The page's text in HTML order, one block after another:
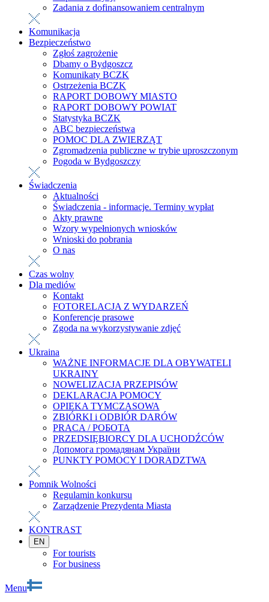
Zadania z dofinansowaniem centralnym
Komunikacja
Bezpieczeństwo
Zgłoś zagrożenie
Dbamy o Bydgoszcz
Komunikaty BCZK
Ostrzeżenia BCZK
RAPORT DOBOWY MIASTO
RAPORT DOBOWY POWIAT
Statystyka BCZK
ABC bezpieczeństwa
POMOC DLA ZWIERZĄT
Zgromadzenia publiczne w trybie uproszczonym
Pogoda w Bydgoszczy
Świadczenia
Aktualności
Świadczenia - informacje. Terminy wypłat
Akty prawne
Wzory wypełnionych wniosków
Wnioski do pobrania
O nas
Czas wolny
Dla mediów
Kontakt
FOTORELACJA Z WYDARZEŃ
Konferencje prasowe
Zgoda na wykorzystywanie zdjęć
Ukraina
WAŻNE INFORMACJE DLA OBYWATELI
UKRAINY
NOWELIZACJA PRZEPISÓW
DEKLARACJA POMOCY
OPIEKA TYMCZASOWA
ZBIÓRKI i ODBIÓR DARÓW
PRACA / РОБОТА
PRZEDSIĘBIORCY DLA UCHODŹCÓW
Допомога громадянам України
PUNKTY POMOCY I DORADZTWA
Pomnik Wolności
Regulamin konkursu
Zarządzenie Prezydenta Miasta
KONTRAST
EN
For tourists
For business
Menu